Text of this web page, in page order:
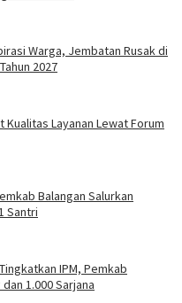
Warga, Jembatan Rusak di
2027
Kualitas Layanan Lewat Forum
Balangan Salurkan
Santri
IPM, Pemkab
1.000 Sarjana